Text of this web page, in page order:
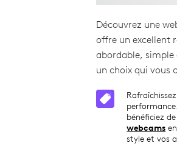
Découvrez une
offre un excellent
abordable,
un choix qui vous
bénéficiez
webcams
style et vos